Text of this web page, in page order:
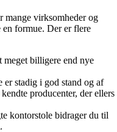
virksomheder og
formue. Der er flere
meget billigere end nye
er stadig i god stand og af
producenter, der ellers
kontorstole bidrager du til